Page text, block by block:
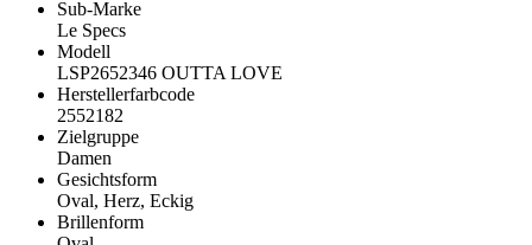
Sub-Marke
Le Specs
Modell
LSP2652346 OUTTA LOVE
Herstellerfarbcode
2552182
Zielgruppe
Damen
Gesichtsform
Oval, Herz, Eckig
Brillenform